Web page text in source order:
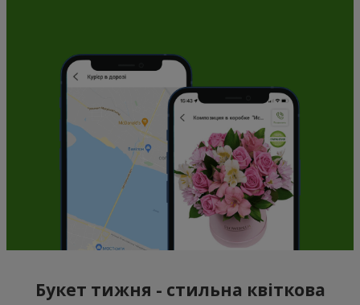
Букет тижня - стильна квіткова